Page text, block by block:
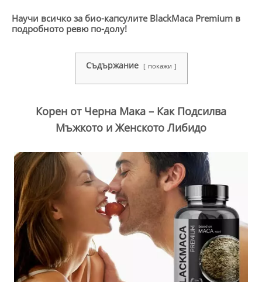
Научи всичко за био-капсулите BlackMaca Premium в
подробното ревю по-долу!
Съдържание покажи
Корен от Черна Мака – Как Подсилва
Мъжкото и Женското Либидо